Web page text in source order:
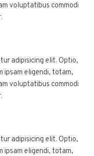
voluptatibus commodi
adipisicing elit. Optio,
ipsam eligendi, totam,
voluptatibus commodi
adipisicing elit. Optio,
ipsam eligendi, totam,